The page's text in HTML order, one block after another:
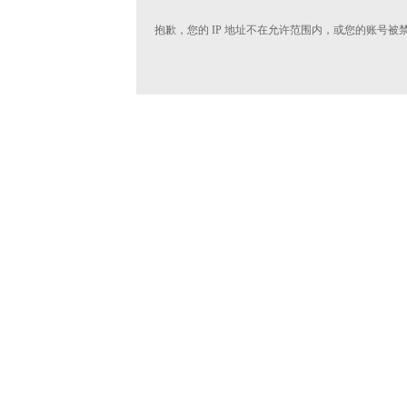
抱歉，您的 IP 地址不在允许范围内，或您的账号被